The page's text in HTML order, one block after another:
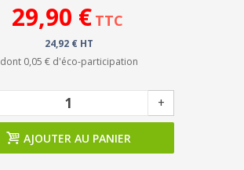
29,90 € TTC
24,92 € HT
dont 0,05 € d'éco-participation
+
AJOUTER AU PANIER